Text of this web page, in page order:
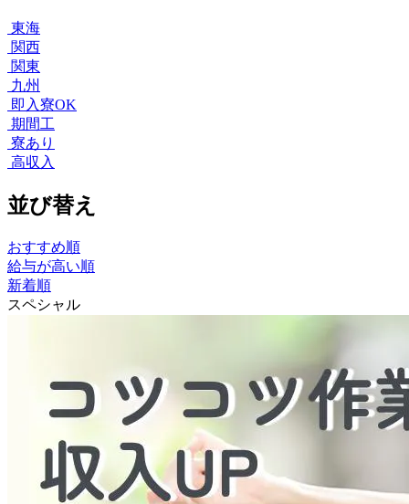
東海
関西
関東
九州
即入寮OK
期間工
寮あり
高収入
並び替え
おすすめ順
給与が高い順
新着順
スペシャル